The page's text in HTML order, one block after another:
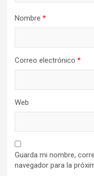
Nombre *
Correo electrónico *
Web
Guarda mi nombre,
navegador para la